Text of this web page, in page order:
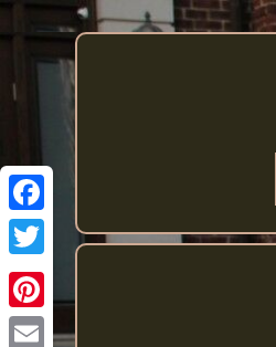
Twitter